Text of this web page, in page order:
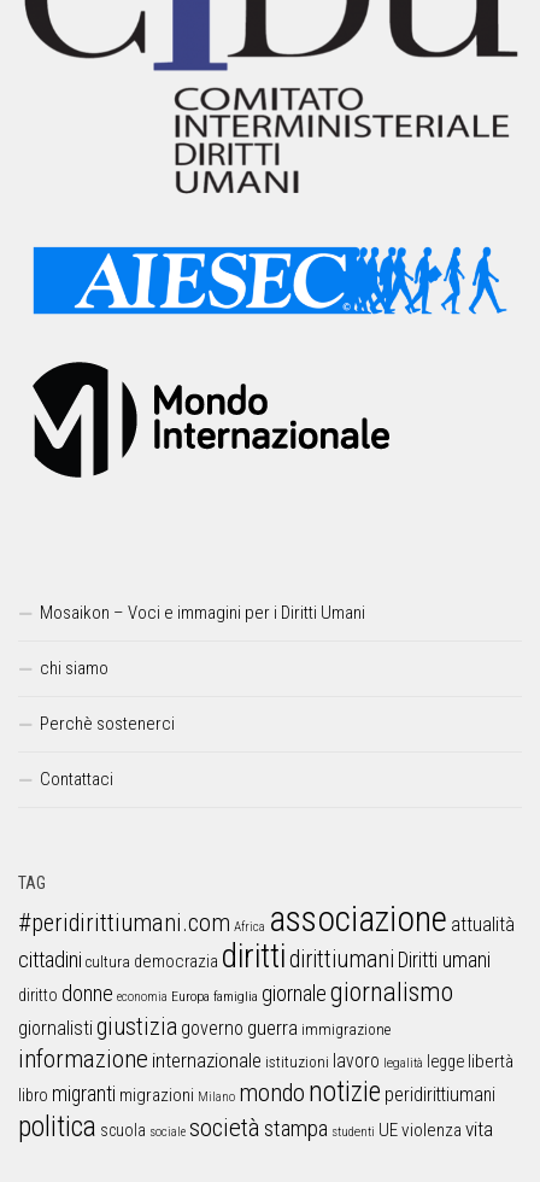
Mosaikon – Voci e immagini per i Diritti Umani
chi siamo
Perchè sostenerci
Contattaci
TAG
#peridirittiumani.com Africa associazione attualità
cittadini cultura democrazia dirittidirittiumani Diritti umani
diritto donne economia Europa famiglia giornalegiornalismo
giornalistigiustizia governo guerra immigrazione
informazione internazionale istituzioni lavoro legalità legge libertà
libro migranti migrazioni Milano mondo notizie peridirittiumani
politica scuola sociale società stampa studenti UEviolenza vita